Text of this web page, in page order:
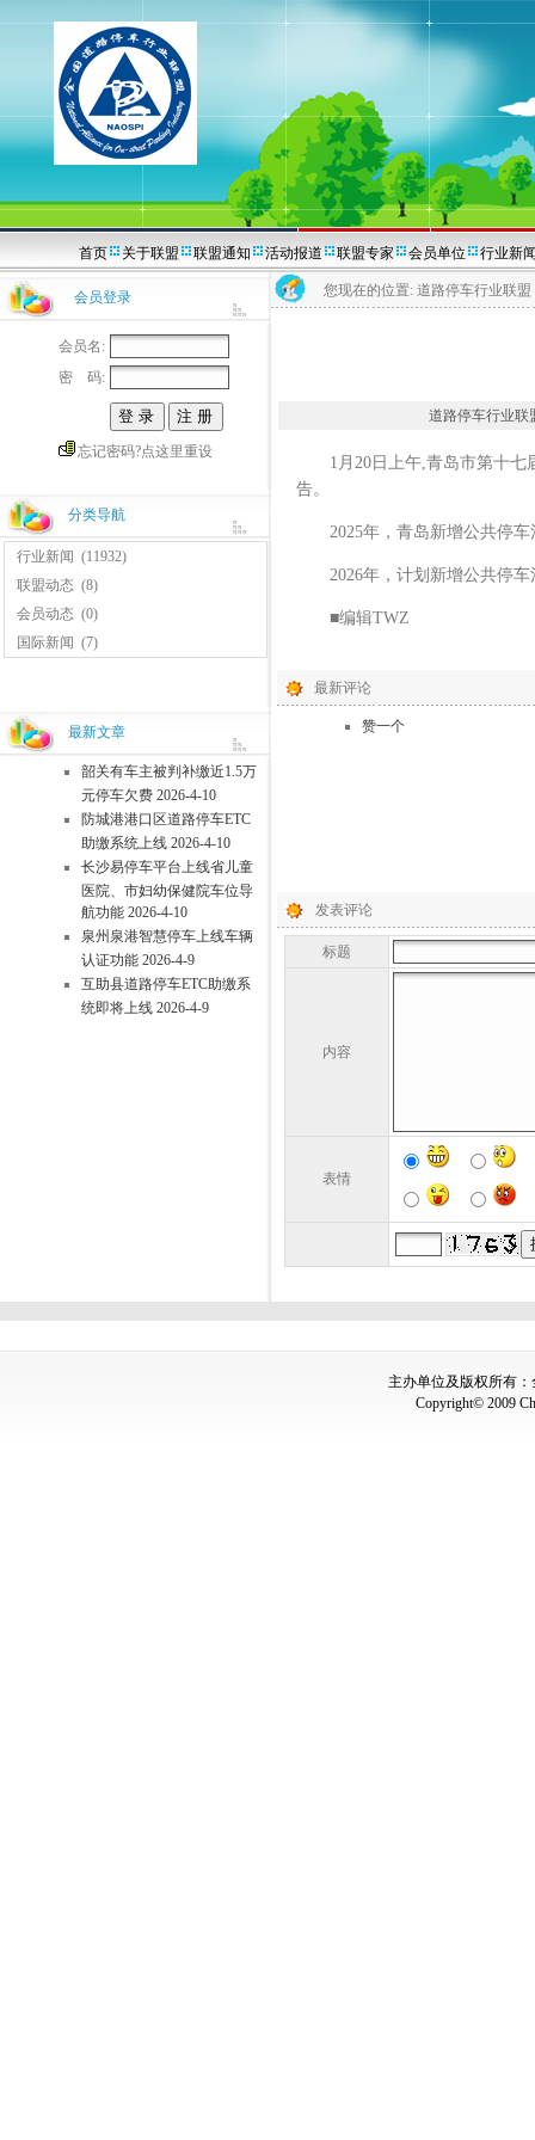
首页 关于联盟 联盟通知 活动报道 联盟专家 会员单位 行业新
会员登录
会员名:
密 码:
忘记密码?点这里重设
分类导航
行业新闻 (11932)
联盟动态 (8)
会员动态 (0)
国际新闻 (7)
最新文章
韶关有车主被判补缴近1.5万
元停车欠费 2026-4-10
防城港港口区道路停车ETC
助缴系统上线 2026-4-10
长沙易停车平台上线省儿童
医院、市妇幼保健院车位导
航功能 2026-4-10
泉州泉港智慧停车上线车辆
认证功能 2026-4-9
互助县道路停车ETC助缴系
统即将上线 2026-4-9
您现在的位置: 道路停车行业联盟
道路停车行业联
1月20日上午,青岛市第十七
告。
2025年，青岛新增公共停车
2026年，计划新增公共停车
■编辑TWZ
最新评论
赞一个
发表评论
标题
内容
表情
主办单位及版权所有
Copyright© 2009